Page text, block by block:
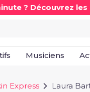
? Découvrez
Musiciens
Express Laura